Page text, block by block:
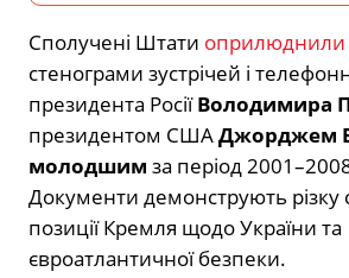
Сполучені Штати оприлюднили
стенограми зустрічей і
президента РосіїВолодимира
президентом СШАДжорджем
молодшим за період
Документи демонструють різку
позиції Кремля щодо України та
євроатлантичної безпеки.